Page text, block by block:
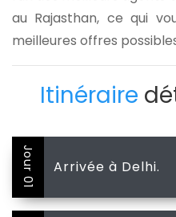
au Rajasthan, ce qui
meilleures offres
Itinéraire
Jour 01 Arrivée à Delhi.